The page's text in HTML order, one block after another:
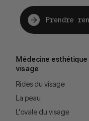
Prendre
Médecine esthétique
visage
Rides du visage
La peau
L'ovale du visage